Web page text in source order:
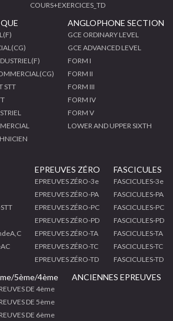
COURS+EXERCICES_TD
STT
ANGLOPHONE SECTION
GCE ORDINARY LEVEL
GCE ADVANCED LEVEL
FORM I
FORM II
FORM III
FORM IV
FORM V
LOWER AND UPPER SIXTH
EPREUVES ZÉRO
EPREUVES ZÉRO-3e
EPREUVES ZÉRO-PA
EPREUVES ZÉRO-PC
EPREUVES ZÉRO-PD
EPREUVES ZÉRO-TA
EPREUVES ZÉRO-TC
EPREUVES ZÉRO-TD
FASCICULES
FASCICULES-3e
FASCICULES-PA
FASCICULES-PC
FASCICULES-PD
FASCICULES-TA
FASCICULES-TC
FASCICULES-TD
5ème/4ème
DE 4ème
DE 5ème
DE 6ème
ANCIENNES EPREUVES